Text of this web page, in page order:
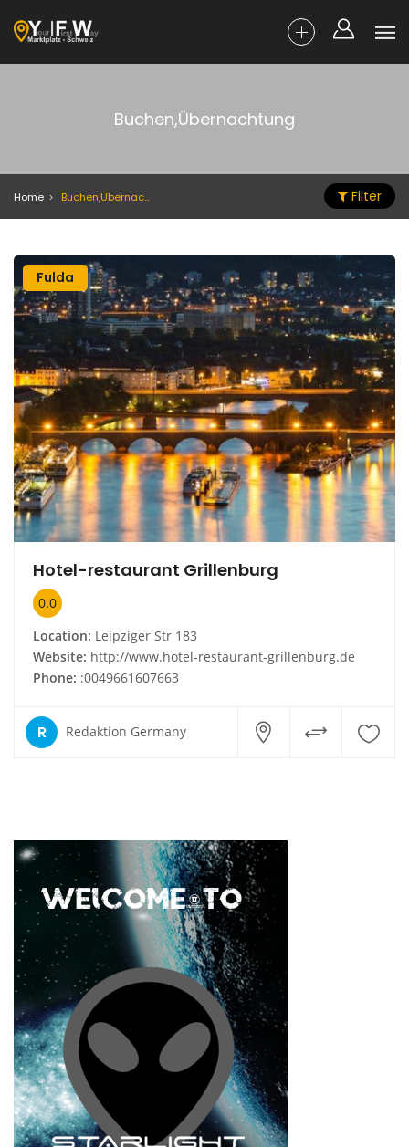
Buchen,Übernachtung
Home Buchen,Übernachtung Filter
Fulda
Hotel-restaurant Grillenburg
0.0
Location: Leipziger Str 183
Website: http://www.hotel-restaurant-grillenburg.de
Phone: :0049661607663
R Redaktion Germany